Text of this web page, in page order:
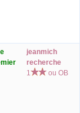
jeanmich
recherche
1
ou OB